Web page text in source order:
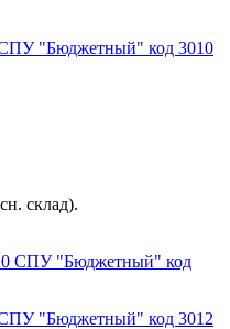
"Бюджетный" код 3010
склад).
"Бюджетный" код 3012